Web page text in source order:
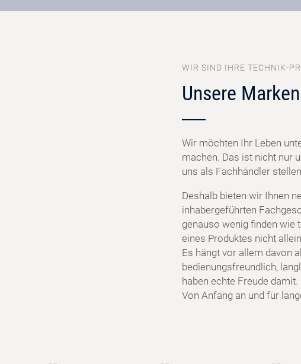
WIR SIND IHRE TECHNIK-
Unsere Marken
Wir möchten Ihr Leben
machen. Das ist nicht nur
uns als Fachhändler
Deshalb bieten wir Ihnen
inhabergeführten
genauso wenig finden wie
eines Produktes nicht
Es hängt vor allem davon
bedienungsfreundlich,
haben echte Freude damit.
Von Anfang an und für